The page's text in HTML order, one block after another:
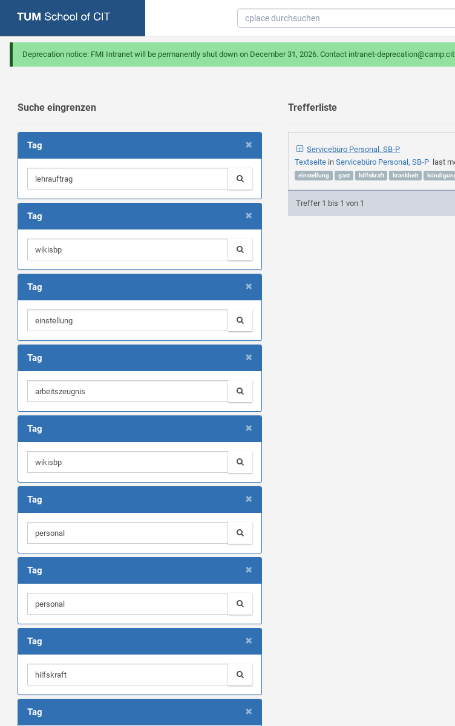
Deprecation notice: FMI Intranet will be permanently shut down on December 31, 2026. Contact intranet-
Suche eingrenzen
×
Tag
×
Tag
×
Tag
×
Tag
×
Tag
×
Tag
×
Tag
×
Tag
×
Tag
Trefferliste
Servicebüro Personal, SB-P
Textseite inServicebüro Personal, SB-P last
einstellung
gast hilfskraft krankheit
Treffer 1 bis 1 von 1